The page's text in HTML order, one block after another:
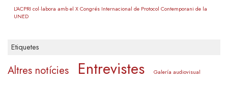
L’ACPRI col·labora amb el X Congrés Internacional de Protocol Contemporani de la
UNED
Etiquetes
Altres notícies Entrevistes Galería audiovisual